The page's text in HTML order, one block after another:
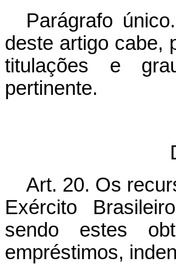
Parágrafo
deste artigo cabe,
titulações e
pertinente.
Art. 20. Os
Exército
sendo estes
empréstimos,